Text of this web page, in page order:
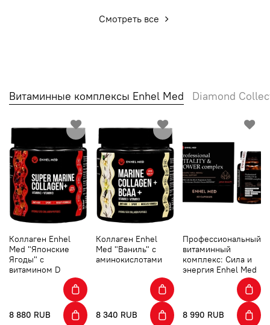
Смотреть все
Витаминные комплексы Enhel Med Diamond
Коллаген Enhel
Med "Японские
Ягоды" с
витамином D
8 880 RUB
Коллаген Enhel
Med "Ваниль" с
аминокислотами
8 340 RUB
Профессиональный
витаминный
комплекс: Сила и
энергия Enhel Med
8 990 RUB